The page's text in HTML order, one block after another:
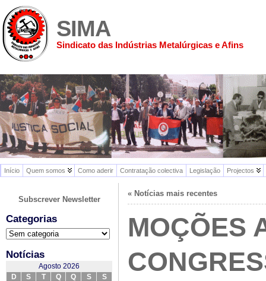
SIMA
Sindicato das Indústrias Metalúrgicas e Afins
Início Quem somos Como aderir Contratação colectiva Legislação Projectos
Subscrever Newsletter
Categorias
Categorias
Notícias
Agosto 2026
D
S T Q Q S
S
« Notícias mais recentes
MOÇÕES